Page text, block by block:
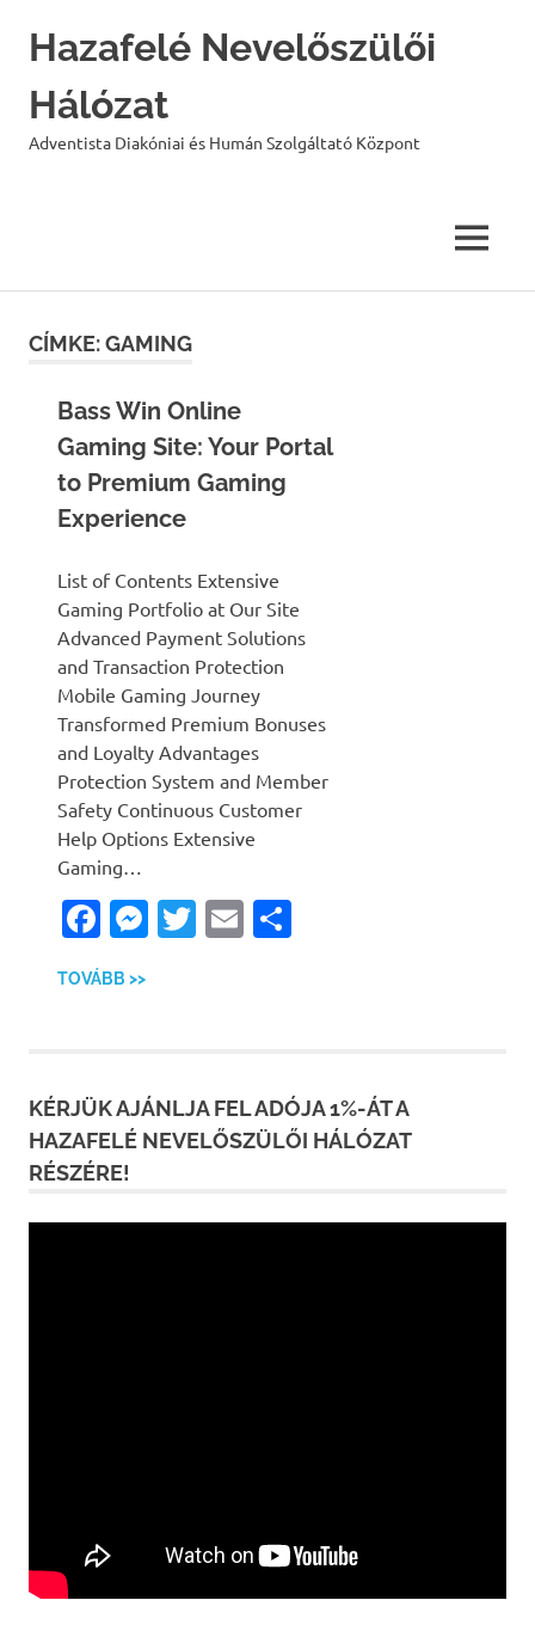
content
Hazafelé Nevelőszülői
Hálózat
Adventista Diakóniai és Humán Szolgáltató Központ
MENU
CÍMKE:GAMING
Bass Win Online
Gaming Site: Your Portal
to Premium Gaming
Experience
List of Contents Extensive
Gaming Portfolio at Our Site
Advanced Payment Solutions
and Transaction Protection
Mobile Gaming Journey
Transformed Premium Bonuses
and Loyalty Advantages
Protection System and Member
Safety Continuous Customer
Help Options Extensive
Gaming…
Facebook
Messenger
Twitter
Email
TOVÁBB >>
KÉRJÜK AJÁNLJA FEL ADÓJA 1%-ÁT A
HAZAFELÉ NEVELŐSZÜLŐI HÁLÓZAT
RÉSZÉRE!